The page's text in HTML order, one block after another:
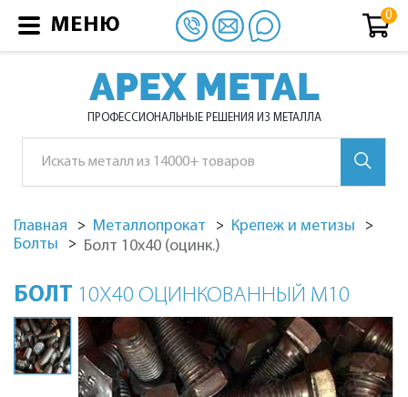
APEX METAL
ПРОФЕССИОНАЛЬНЫЕ РЕШЕНИЯ ИЗ МЕТАЛЛА
Главная Металлопрокат
Крепеж и метизы
Болты
Болт 10х40 (оцинк.)
БОЛТ 10Х40 ОЦИНКОВАННЫЙ М10
МЕНЮ